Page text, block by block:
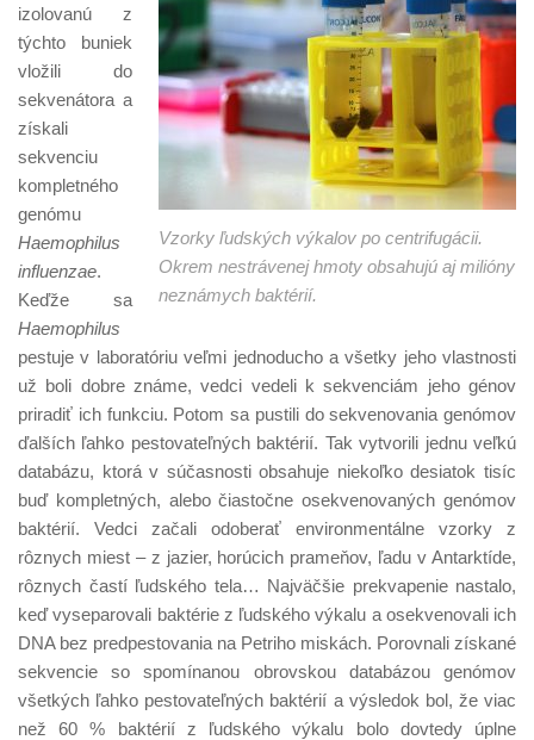
Vzorky ľudských výkalov po centrifugácii.
Okrem nestrávenej hmoty obsahujú aj milióny
neznámych baktérií.
izolovanú z
týchto buniek
vložili do
sekvenátora a
získali
sekvenciu
kompletného
genómu
Haemophilus
influenzae.
Keďže sa
Haemophilus
pestuje v laboratóriu veľmi jednoducho a všetky jeho vlastnosti
už boli dobre známe, vedci vedeli k sekvenciám jeho génov
priradiť ich funkciu. Potom sa pustili do sekvenovania genómov
ďalších ľahko pestovateľných baktérií. Tak vytvorili jednu veľkú
databázu, ktorá v súčasnosti obsahuje niekoľko desiatok tisíc
buď kompletných, alebo čiastočne osekvenovaných genómov
baktérií. Vedci začali odoberať environmentálne vzorky z
rôznych miest – z jazier, horúcich prameňov, ľadu v Antarktíde,
rôznych častí ľudského tela… Najväčšie prekvapenie nastalo,
keď vyseparovali baktérie z ľudského výkalu a osekvenovali ich
DNA bez predpestovania na Petriho miskách. Porovnali získané
sekvencie so spomínanou obrovskou databázou genómov
všetkých ľahko pestovateľných baktérií a výsledok bol, že viac
než 60 % baktérií z ľudského výkalu bolo dovtedy úplne